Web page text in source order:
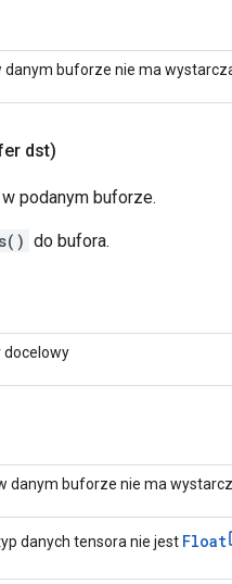
danym buforze nie ma
dst)
w podanym buforze.
do bufora.
docelowy
danym buforze nie ma
danych tensora nie jest Float